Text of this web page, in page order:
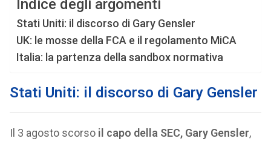
Indice degli argomenti
Stati Uniti: il discorso di Gary Gensler
UK: le mosse della FCA e il regolamento MiCA
Italia: la partenza della sandbox normativa
Stati Uniti: il discorso di Gary Gensler
Il 3 agosto scorso il capo della SEC, Gary Gensler,